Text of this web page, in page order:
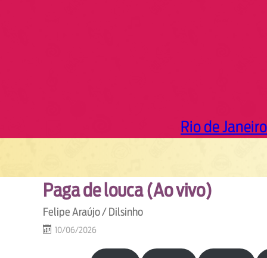
Rio de Janeiro
Paga de louca (Ao vivo)
Felipe Araújo / Dilsinho
10/06/2026